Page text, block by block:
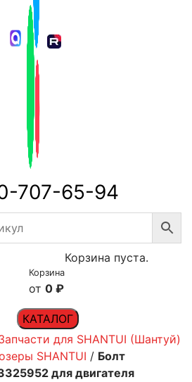
707-65-94
Корзина
0 ₽
Корзина пуста.
КАТАЛОГ
для SHANTUI (Шантуй)
SHANTUI / Болт
для двигателя